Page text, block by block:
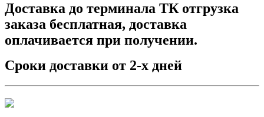
Доставка до терминала ТК отгрузка
заказа бесплатная, доставка
оплачивается при получении.
Сроки доставки от 2-х дней